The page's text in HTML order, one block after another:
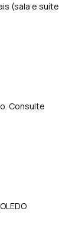
(sala e suíte
Consulte